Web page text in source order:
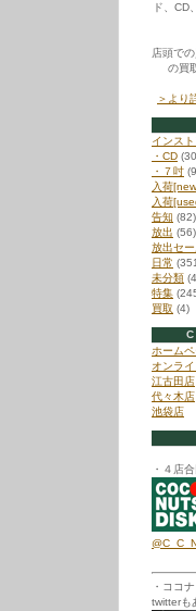
ド、CD
店頭で
の買
＞より
インス
・CD
・７吋
入荷
入荷
告知 (82)
放出 (56)
放出セ
日常
未分類
特集
買取 (4)
ホーム
オンラ
江古田店
代々木店
池袋店
・４店
・ココ
twitterも